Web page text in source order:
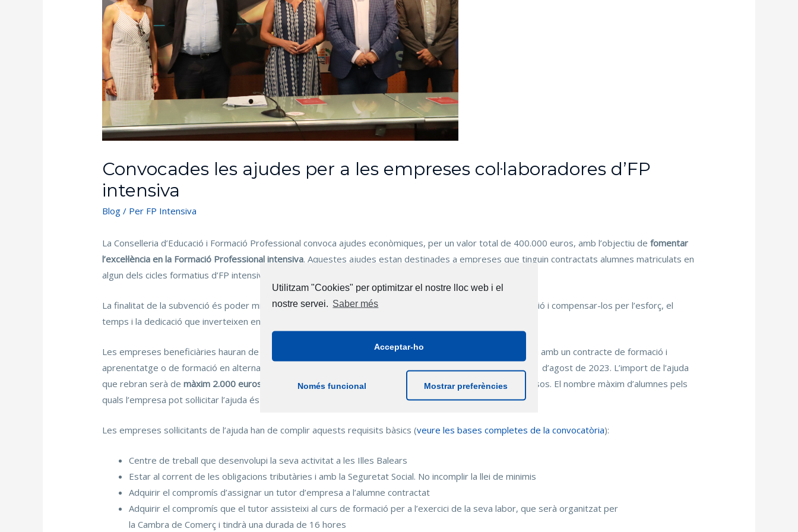
Convocades les ajudes per a les empreses col·laboradores d’FP
intensiva
Blog / Per FP Intensiva
La Conselleria d’Educació i Formació Professional convoca ajudes econòmiques, per un valor total de 400.000 euros, amb l’objectiu defomentar
l’excel·lència en la Formació Professional intensiva. Aquestes ajudes estan destinades a empreses que tinguin contractats alumnes matriculats en
algun dels cicles formatius d’FP intensiva.
La finalitat de la subvenció és poder millorar les condicions en què les empreses ofereixen aquesta formació i compensar-los per l’esforç, el
temps i la dedicació que inverteixen en els alumnes.
Les empreses beneficiàries hauran de tenir contractat almenys un alumne d’un cicle formatiu d’FP intensiva amb un contracte de formació i
aprenentatge o de formació en alternança, dins del període comprès entre l’1 de setembre de 2022 i el 31 d’agost de 2023. L’import de l’ajuda
que rebran serà demàxim 2.000 euros
o la part proporcional si el període contractat és inferior als 12 mesos. El nombre màxim d’alumnes pels
quals l’empresa pot sol·licitar l’ajuda és de 3 per curs.
Les empreses sol·licitants de l’ajuda han de complir aquests requisits bàsics (veure les bases completes de la convocatòria):
Centre de treball que desenvolupi la seva activitat a les Illes Balears
Estar al corrent de les obligacions tributàries i amb la Seguretat Social. No incomplir la llei de minimis
Adquirir el compromís d’assignar un tutor d’empresa a l’alumne contractat
Adquirir el compromís que el tutor assisteixi al curs de formació per a l’exercici de la seva labor, que serà organitzat per
la Cambra de Comerç i tindrà una durada de 16 hores
Utilitzam "Cookies" per optimitzar el nostre lloc web i el
nostre servei. Saber més
Acceptar-ho
Només funcional Mostrar preferències